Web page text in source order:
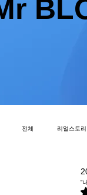
전체 리얼스토리
"